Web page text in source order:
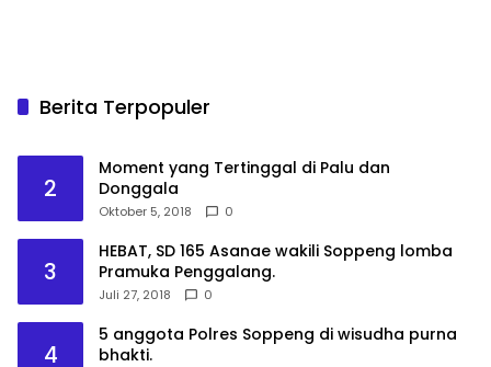
Berita Terpopuler
2
Moment yang Tertinggal di Palu dan
Donggala
Oktober 5, 2018 0
3
HEBAT, SD 165 Asanae wakili Soppeng lomba
Pramuka Penggalang.
Juli 27, 2018 0
4
5 anggota Polres Soppeng di wisudha purna
bhakti.